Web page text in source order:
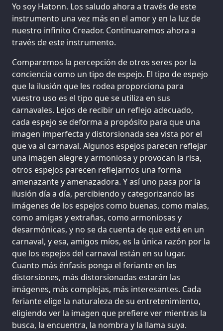
Yo soy Hatonn. Los saludo ahora a través de este
instrumento una vez más en el amor y en la luz de
nuestro infinito Creador. Continuaremos ahora a
través de este instrumento.
Comparemos la percepción de otros seres por la
conciencia como un tipo de espejo. El tipo de espejo
que la ilusión que les rodea proporciona para
vuestro uso es el tipo que se utiliza en sus
carnavales. Lejos de recibir un reflejo adecuado,
cada espejo se deforma a propósito para que una
imagen imperfecta y distorsionada sea vista por el
que va al carnaval. Algunos espejos parecen reflejar
una imagen alegre y armoniosa y provocan la risa,
otros espejos parecen reflejarnos una forma
amenazante y amenazadora. Y así uno pasa por la
ilusión día a día, percibiendo y categorizando las
imágenes de los espejos como buenas, como malas,
como amigas y extrañas, como armoniosas y
desarmónicas, y no se da cuenta de que está en un
carnaval, y esa, amigos míos, es la única razón por la
que los espejos del carnaval están en su lugar.
Cuanto más énfasis ponga el feriante en las
distorsiones, más distorsionadas estarán las
imágenes, más complejas, más interesantes. Cada
feriante elige la naturaleza de su entretenimiento,
eligiendo ver la imagen que prefiere ver mientras la
busca, la encuentra, la nombra y la llama suya.